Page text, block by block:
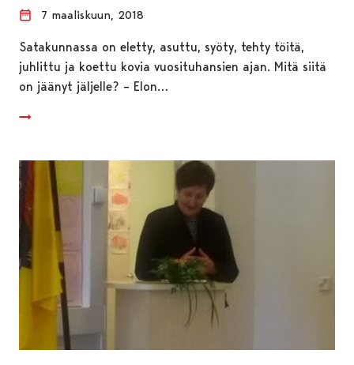
7 maaliskuun, 2018
Satakunnassa on eletty, asuttu, syöty, tehty töitä,
juhlittu ja koettu kovia vuosituhansien ajan. Mitä siitä
on jäänyt jäljelle? – Elon…